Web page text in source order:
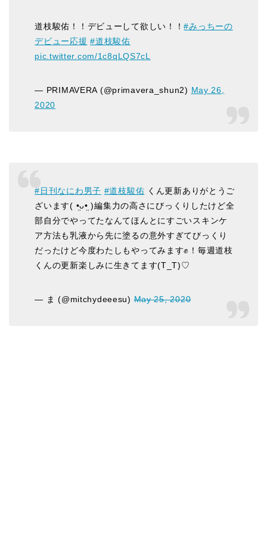
道枝駿佑！！デビューして欲しい！！#みっちーの
デビュー応援 #道枝駿佑
pic.twitter.com/1c8qLQS7cL
— PRIMAVERA (@primavera_shun2) May 26,
2020
#日刊なにわ男子 #道枝駿佑 くん更新ありがとうご
ざいます( •̤ᴗ•̤ )編集力の高さにびっくりしたけど全
部自分でやってたなんてほんとにすごいスキンケ
ア方法も乳液から先に塗るの意外すぎてびっくり
だったけど今度わたしもやってみます✊！毎週道枝
くんの更新楽しみに生きてます(T_T)♡
— ま (@mitchydeeesu)May 25, 2020